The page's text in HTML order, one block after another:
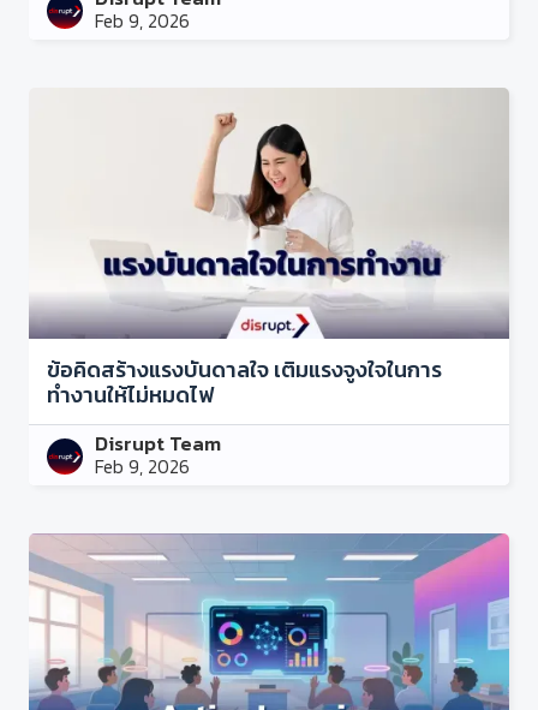
Feb 9, 2026
ข้อคิดสร้างแรงบันดาลใจ เติมแรงจูงใจในการ
ทำงานให้ไม่หมดไฟ
Disrupt Team
Feb 9, 2026